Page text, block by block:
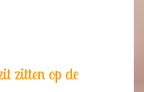
zitten op de